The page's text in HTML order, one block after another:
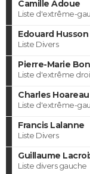
Camille Adoue
Liste d'extrême-
Edouard Husson
Liste Divers
Pierre-Marie
Liste d'extrême
Charles Hoareau
Liste d'extrême-
Francis Lalanne
Liste Divers
Guillaume
Liste divers gauche